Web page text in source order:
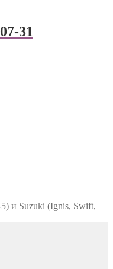
31
и Suzuki (Ignis, Swift,